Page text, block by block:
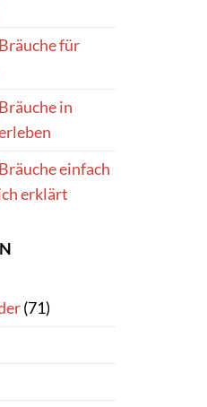
für
in
einfach
erklärt
(71)